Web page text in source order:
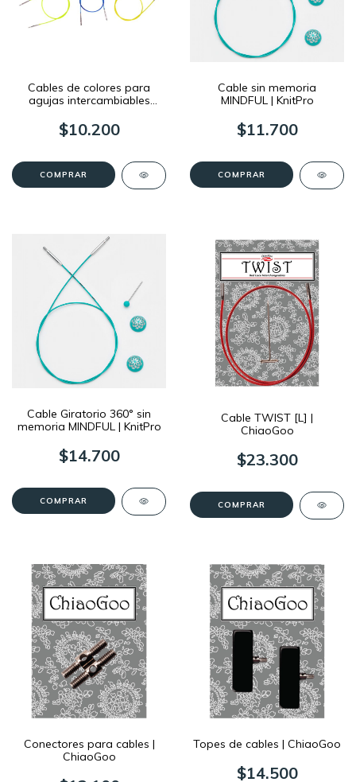
Cables de colores para
agujas intercambiables
$10.200
COMPRAR
Cable sin memoria
MINDFUL | KnitPro
$11.700
COMPRAR
Cable Giratorio 360° sin
memoria MINDFUL | KnitPro
$14.700
COMPRAR
Cable TWIST [L] |
ChiaoGoo
$23.300
COMPRAR
Conectores para cables |
ChiaoGoo
Topes de cables | ChiaoGoo
$14.500